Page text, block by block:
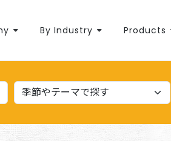
By Industry Products